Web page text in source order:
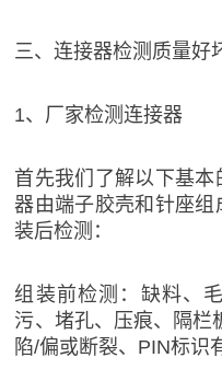
三、连接器检测质量好
1、厂家检测连接器
首先我们了解以下基
器由端子胶壳和针座组
装后检测：
组装前检测：缺料、
污、堵孔、压痕、隔栏
陷/偏或断裂、PIN标识